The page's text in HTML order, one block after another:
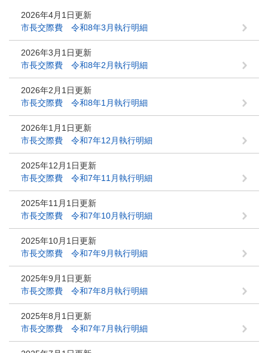
2026年4月1日更新
市長交際費 令和8年3月執行明細
2026年3月1日更新
市長交際費 令和8年2月執行明細
2026年2月1日更新
市長交際費 令和8年1月執行明細
2026年1月1日更新
市長交際費 令和7年12月執行明細
2025年12月1日更新
市長交際費 令和7年11月執行明細
2025年11月1日更新
市長交際費 令和7年10月執行明細
2025年10月1日更新
市長交際費 令和7年9月執行明細
2025年9月1日更新
市長交際費 令和7年8月執行明細
2025年8月1日更新
市長交際費 令和7年7月執行明細